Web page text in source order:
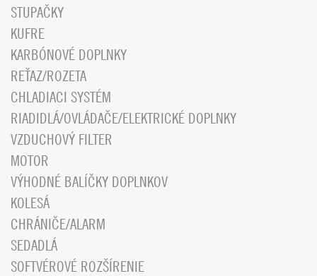
STUPAČKY
KUFRE
KARBÓNOVÉ DOPLNKY
REŤAZ/ROZETA
CHLADIACI SYSTÉM
RIADIDLÁ/OVLÁDAČE/ELEKTRICKÉ DOPLNKY
VZDUCHOVÝ FILTER
MOTOR
VÝHODNÉ BALÍČKY DOPLNKOV
KOLESÁ
CHRÁNIČE/ALARM
SEDADLÁ
SOFTVÉROVÉ ROZŠÍRENIE